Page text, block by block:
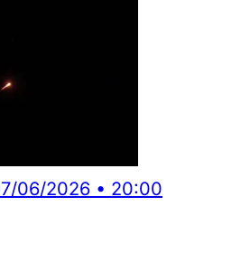
06/2026 • 20:00